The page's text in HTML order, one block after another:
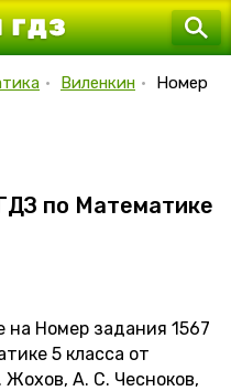
• Виленкин •
Номер
по Математике
на Номер задания 1567
5 класса от
Жохов, А. С. Чесноков,